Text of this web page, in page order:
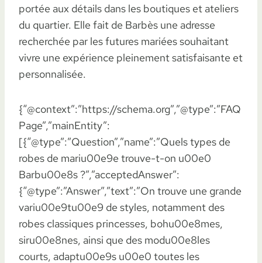
portée aux détails dans les boutiques et ateliers
du quartier. Elle fait de Barbès une adresse
recherchée par les futures mariées souhaitant
vivre une expérience pleinement satisfaisante et
personnalisée.
{“@context”:”https://schema.org”,”@type”:”FAQ
Page”,”mainEntity”:
[{“@type”:”Question”,”name”:”Quels types de
robes de mariu00e9e trouve-t-on u00e0
Barbu00e8s ?”,”acceptedAnswer”:
{“@type”:”Answer”,”text”:”On trouve une grande
variu00e9tu00e9 de styles, notamment des
robes classiques princesses, bohu00e8mes,
siru00e8nes, ainsi que des modu00e8les
courts, adaptu00e9s u00e0 toutes les